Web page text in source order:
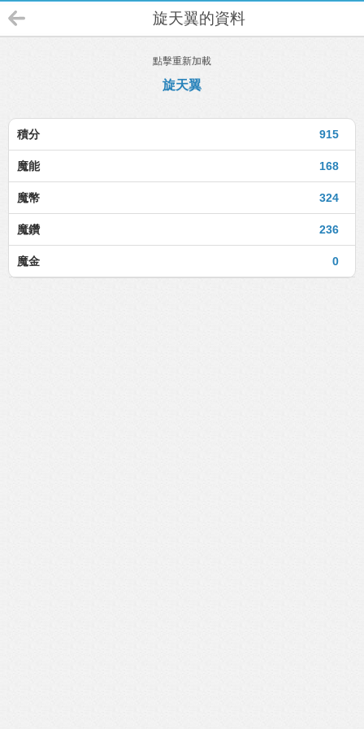
旋天翼的資料
點擊重新加載
旋天翼
915
積分
168
魔能
324
魔幣
236
魔鑽
0
魔金